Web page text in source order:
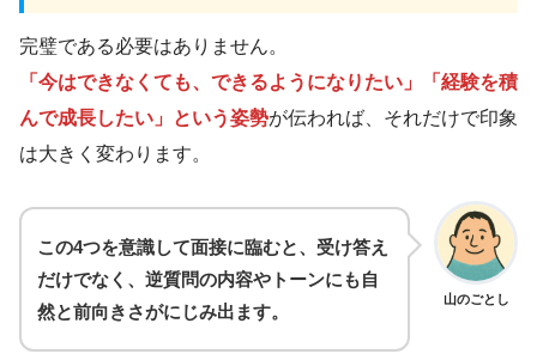
完璧である必要はありません。
「今はできなくても、できるようになりたい」「経験を積
んで成長したい」という姿勢が伝われば、それだけで印象
は大きく変わります。
山のごとし
この4つを意識して面接に臨むと、受け答え
だけでなく、逆質問の内容やトーンにも自
然と前向きさがにじみ出ます。